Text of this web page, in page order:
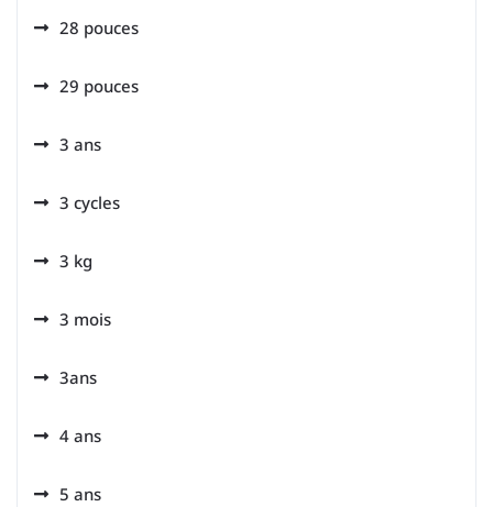
28 pouces
29 pouces
3 ans
3 cycles
3 kg
3 mois
3ans
4 ans
5 ans